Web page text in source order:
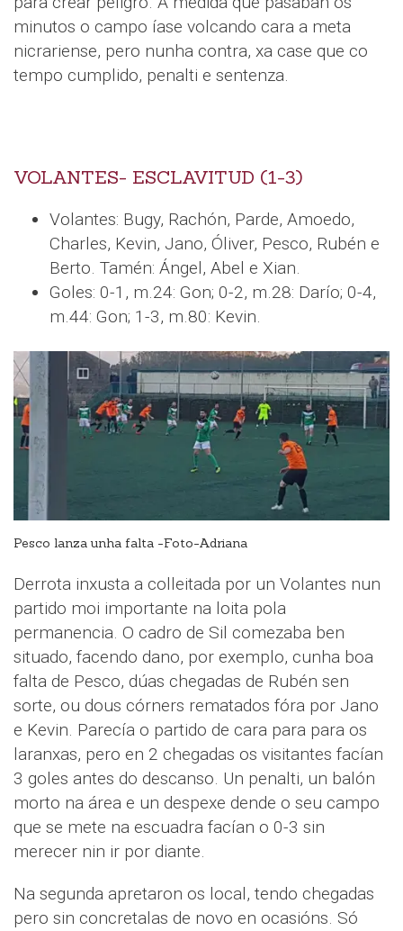
minutos o campo íase volcando cara a meta
nicrariense, pero nunha contra, xa case que co
tempo cumplido, penalti e sentenza.
VOLANTES- ESCLAVITUD (1-3)
Volantes: Bugy, Rachón, Parde, Amoedo,
Charles, Kevin, Jano, Óliver, Pesco, Rubén e
Berto. Tamén: Ángel, Abel e Xian.
Goles: 0-1, m.24: Gon; 0-2, m.28: Darío; 0-4,
m.44: Gon; 1-3, m.80: Kevin.
Pesco lanza unha falta -Foto-Adriana
Derrota inxusta a colleitada por un Volantes nun
partido moi importante na loita pola
permanencia. O cadro de Sil comezaba ben
situado, facendo dano, por exemplo, cunha boa
falta de Pesco, dúas chegadas de Rubén sen
sorte, ou dous córners rematados fóra por Jano
e Kevin. Parecía o partido de cara para para os
laranxas, pero en 2 chegadas os visitantes facían
3 goles antes do descanso. Un penalti, un balón
morto na área e un despexe dende o seu campo
que se mete na escuadra facían o 0-3 sin
merecer nin ir por diante.
Na segunda apretaron os local, tendo chegadas
pero sin concretalas de novo en ocasións. Só